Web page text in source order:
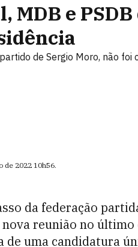
MDB e
de Sergio Moro, não foi
de 202210h56.
da federação
reunião no
de uma candidatura